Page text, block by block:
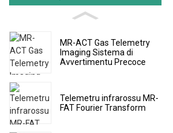
MR-ACT Gas Telemetry
Imaging Sistema di
Avvertimentu Precoce
Telemetru infrarossu MR-
FAT Fourier Transform